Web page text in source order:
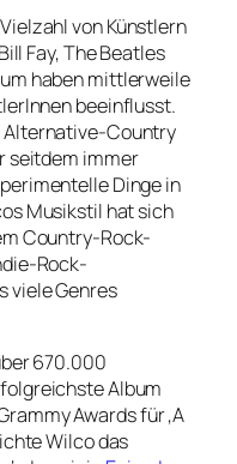
von Künstlern
Fay, The Beatles
haben mittlerweile
beeinflusst.
Alternative-Country
seitdem immer
Dinge in
Musikstil hat sich
Country-Rock-
Rock-
viele Genres
670.000
Album
Awards für ‚A
Wilco das